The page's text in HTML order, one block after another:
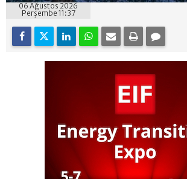
06 Ağustos 2026
Perşembe 11:37